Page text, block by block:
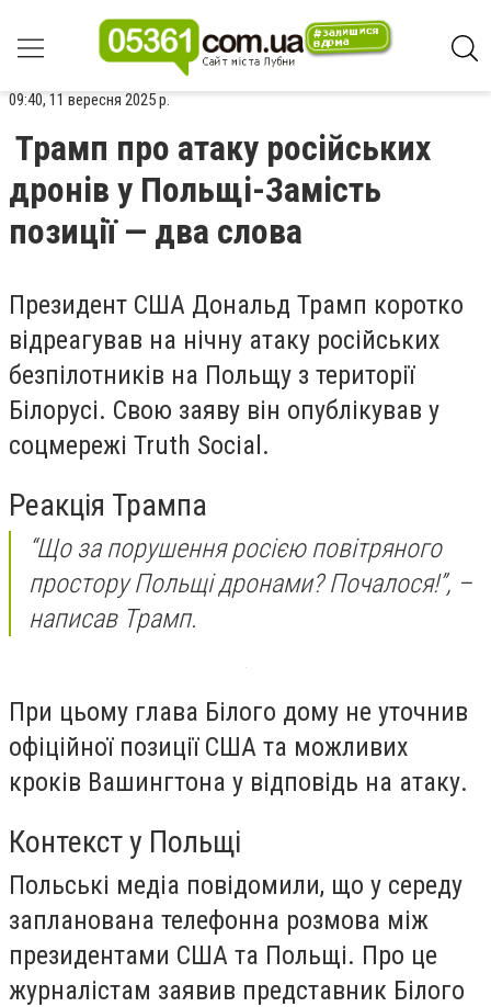
09:40, 11 вересня 2025 р.
Трамп про атаку російських
дронів у Польщі-Замість
позиції — два слова
Президент США Дональд Трамп коротко
відреагував на нічну атаку російських
безпілотників на Польщу з території
Білорусі. Свою заяву він опублікував у
соцмережі Truth Social.
Реакція Трампа
“Що за порушення росією повітряного
простору Польщі дронами? Почалося!”, –
написав Трамп.
При цьому глава Білого дому не уточнив
офіційної позиції США та можливих
кроків Вашингтона у відповідь на атаку.
Контекст у Польщі
Польські медіа повідомили, що у середу
запланована телефонна розмова між
президентами США та Польщі. Про це
журналістам заявив представник Білого